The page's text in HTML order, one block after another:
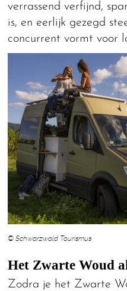
verrassend verfijnd,
is, en eerlijk gezegd
concurrent vormt voor
© Schwarzwald Tourismus
Het Zwarte Woud
Zodra je het Zwarte